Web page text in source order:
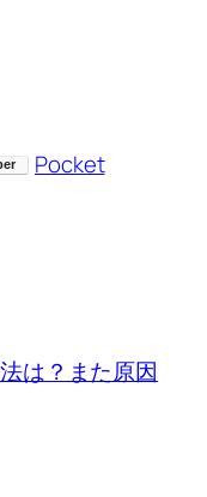
Pocket
は？また原因